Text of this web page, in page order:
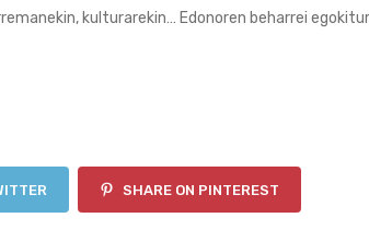
kulturarekin… Edonoren beharrei
SHARE ON PINTEREST